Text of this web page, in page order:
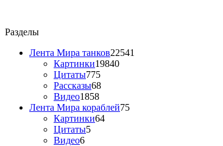
Разделы
Лента Мира танков22541
Картинки19840
Цитаты775
Рассказы68
Видео1858
Лента Мира кораблей75
Картинки64
Цитаты5
Видео6